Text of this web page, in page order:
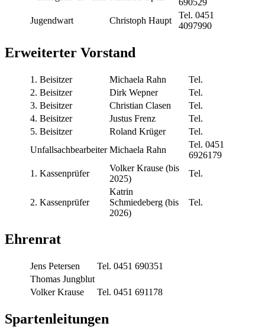
Jugendwart
Christoph Haupt
Tel. 0451
4097990
Erweiterter Vorstand
1. Beisitzer Michaela Rahn
Tel.
2. Beisitzer
Dirk Wepner
Tel.
3. Beisitzer
Christian Clasen
Tel.
4. Beisitzer
Justus Frenz
Tel.
5. Beisitzer
Roland Krüger
Tel.
Unfallsachbearbeiter Michaela Rahn
Tel. 0451
6926179
1. Kassenprüfer
Volker Krause (bis
2025)
Tel.
2. Kassenprüfer
Katrin
Schmiedeberg (bis
2026)
Tel.
Ehrenrat
Jens Petersen
Tel. 0451 690351
Thomas Jungblut
Volker Krause
Tel. 0451 691178
Spartenleitungen